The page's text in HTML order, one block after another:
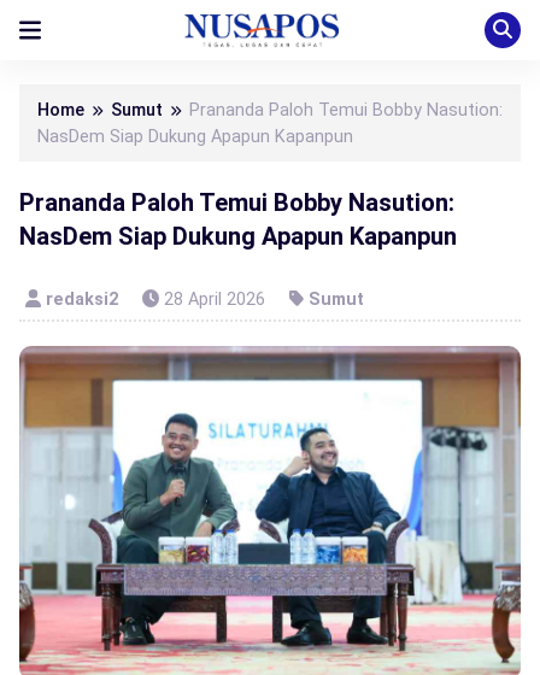
Home Sumut
Prananda Paloh Temui Bobby Nasution:
NasDem Siap Dukung Apapun Kapanpun
Prananda Paloh Temui Bobby Nasution:
NasDem Siap Dukung Apapun Kapanpun
redaksi2 28 April 2026 Sumut